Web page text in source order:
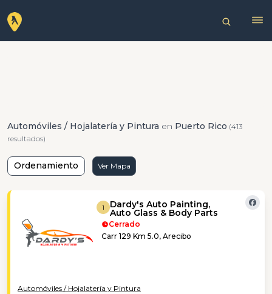
Automóviles / Hojalatería y Pintura en Puerto Rico (413
resultados)
Ordenamiento Ver Mapa
1 Dardy's Auto Painting,
Auto Glass & Body Parts
Cerrado
Carr 129 Km 5.0, Arecibo
Automóviles / Hojalatería y Pintura